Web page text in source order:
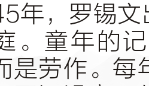
年，罗锡
。童年的
是劳作。